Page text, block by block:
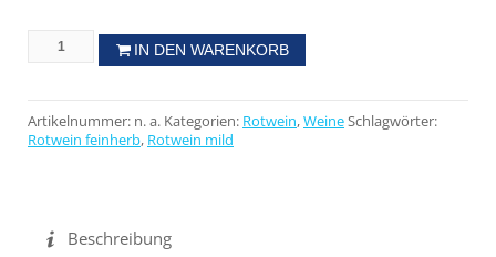
IN DEN WARENKORB
Artikelnummer: n. a. Kategorien: Rotwein,WeineSchlagwörter:
Rotwein feinherb, Rotwein mild
Beschreibung